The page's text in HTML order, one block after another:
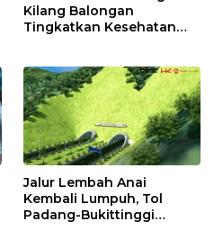
Kilang Balongan
Tingkatkan Kesehatan
Rutin dan Edukasi
Perawatan Gigi
Jalur Lembah Anai
Kembali Lumpuh, Tol
Padang-Bukittinggi